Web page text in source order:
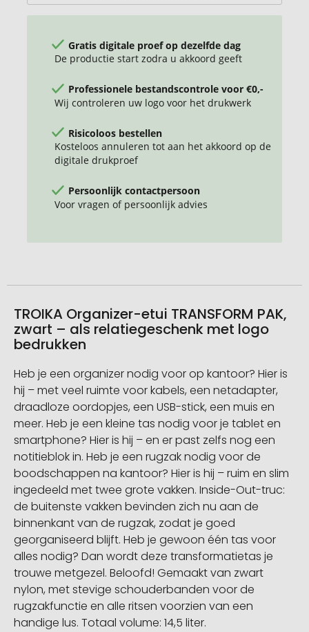
Gratis digitale proef op dezelfde dag
De productie start zodra u akkoord geeft
Professionele bestandscontrole voor €0,-
Wij controleren uw logo voor het drukwerk
Risicoloos bestellen
Kosteloos annuleren tot aan het akkoord op de
digitale drukproef
Persoonlijk contactpersoon
Voor vragen of persoonlijk advies
TROIKA Organizer-etui TRANSFORM PAK,
zwart – als relatiegeschenk met logo
bedrukken
Heb je een organizer nodig voor op kantoor? Hier is
hij – met veel ruimte voor kabels, een netadapter,
draadloze oordopjes, een USB-stick, een muis en
meer. Heb je een kleine tas nodig voor je tablet en
smartphone? Hier is hij – en er past zelfs nog een
notitieblok in. Heb je een rugzak nodig voor de
boodschappen na kantoor? Hier is hij – ruim en slim
ingedeeld met twee grote vakken. Inside-Out-truc:
de buitenste vakken bevinden zich nu aan de
binnenkant van de rugzak, zodat je goed
georganiseerd blijft. Heb je gewoon één tas voor
alles nodig? Dan wordt deze transformatietas je
trouwe metgezel. Beloofd! Gemaakt van zwart
nylon, met stevige schouderbanden voor de
rugzakfunctie en alle ritsen voorzien van een
handige lus. Totaal volume: 14,5 liter.